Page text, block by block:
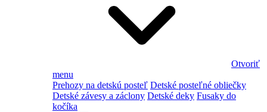
Otvoriť
menu
Prehozy na detskú posteľ Detské posteľné obliečky
Detské závesy a záclony Detské deky Fusaky do
kočíka